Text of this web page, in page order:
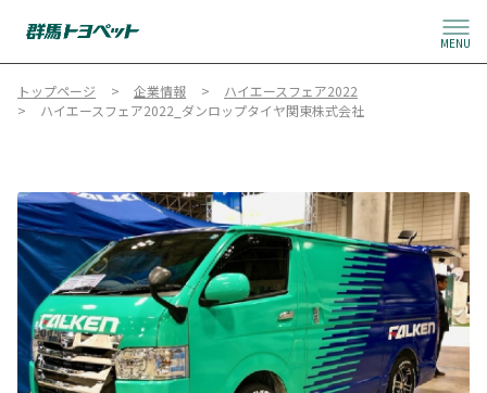
MENU
トップページ 企業情報
ハイエースフェア2022
ハイエースフェア2022_ダンロップタイヤ関東株式会社